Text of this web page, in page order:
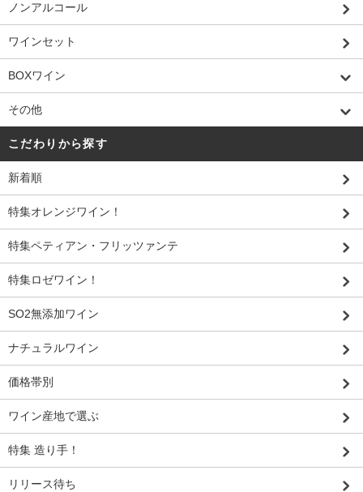
ノンアルコール
ワインセット
BOXワイン
その他
こだわりから探す
新着順
特集オレンジワイン！
特集ペティアン・フリッツァンテ
特集ロゼワイン！
SO2無添加ワイン
ナチュラルワイン
価格帯別
ワイン産地で選ぶ
特集 造り手！
リリース待ち